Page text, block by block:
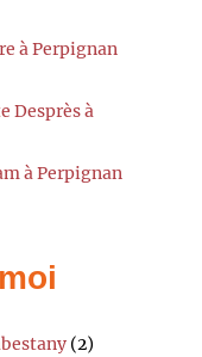
à Perpignan
Desprès à
à Perpignan
(2)